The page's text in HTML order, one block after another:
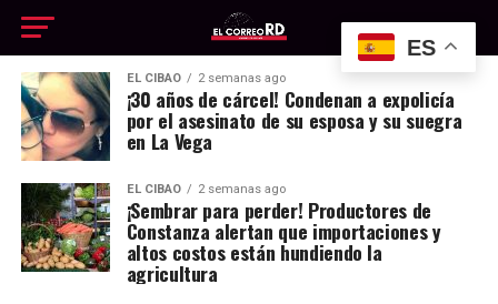
EL CIBAO 2 semanas ago
¡30 años de cárcel! Condenan a expolicía
por el asesinato de su esposa y su suegra
en La Vega
EL CIBAO 2 semanas ago
¡Sembrar para perder! Productores de
Constanza alertan que importaciones y
altos costos están hundiendo la
agricultura
ES